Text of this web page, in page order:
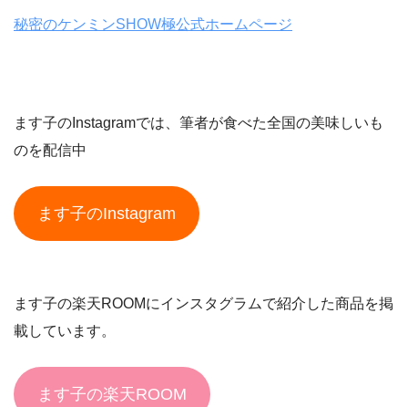
秘密のケンミンSHOW極公式ホームページ
ます子のInstagramでは、筆者が食べた全国の美味しいも
のを配信中
ます子のInstagram
ます子の楽天ROOMにインスタグラムで紹介した商品を掲
載しています。
ます子の楽天ROOM